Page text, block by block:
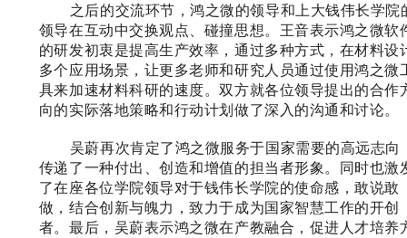
之后的交流环节，鸿之微的领导和上大钱伟长学院
领导在互动中交换观点、碰撞思想。王音表示鸿之微软
的研发初衷是提高生产效率，通过多种方式，在材料设
多个应用场景，让更多老师和研究人员通过使用鸿之微
具来加速材料科研的速度。双方就各位领导提出的合作
向的实际落地策略和行动计划做了深入的沟通和讨论。
吴蔚再次肯定了鸿之微服务于国家需要的高远志向
传递了一种付出、创造和增值的担当者形象。同时也激
了在座各位学院领导对于钱伟长学院的使命感，敢说敢
做，结合创新与魄力，致力于成为国家智慧工作的开创
者。最后，吴蔚表示鸿之微在产教融合，促进人才培养